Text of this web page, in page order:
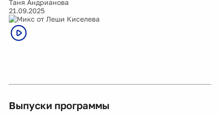
Таня Андрианова
21.09.2025
Выпуски программы